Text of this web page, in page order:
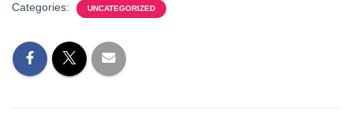
Categories: UNCATEGORIZED